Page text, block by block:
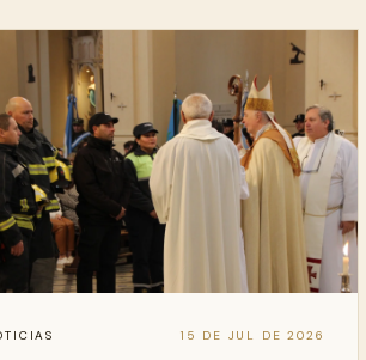
15 DE JUL DE 2026